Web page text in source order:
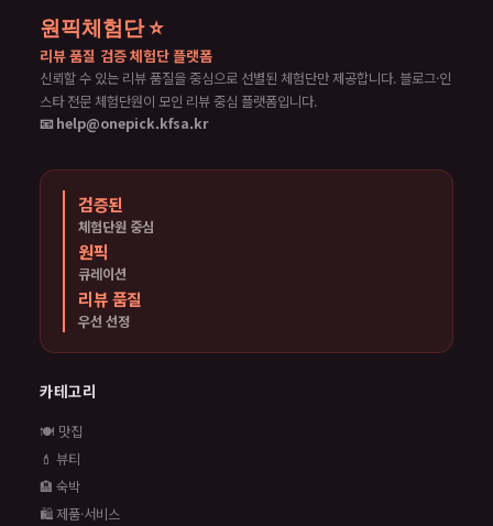
원픽체험단 ⭐
리뷰 품질 검증 체험단 플랫폼
신뢰할 수 있는 리뷰 품질을 중심으로 선별된 체험단만 제공합니다. 블로그·인
스타 전문 체험단원이 모인 리뷰 중심 플랫폼입니다.
📧 help@onepick.kfsa.kr
검증된
체험단원 중심
원픽
큐레이션
리뷰 품질
우선 선정
카테고리
🍽️ 맛집
💄 뷰티
🏨 숙박
🛍️ 제품·서비스